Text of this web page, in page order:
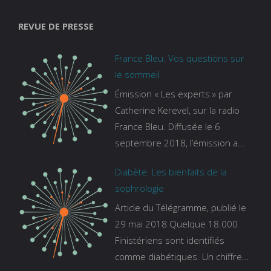
REVUE DE PRESSE
France Bleu. Vos questions sur
le sommeil
Émission « Les experts » par
Catherine Kerevel, sur la radio
France Bleu. Diffusée le 6
septembre 2018, l’émission a
le site de france bleu :
https://www.francebleu.fr/emissi
ons/les-experts/breizh-izel/vos-
questions-sur-le-sommeil
Diabète. Les bienfaits de la
sophrologie
Article du Télégramme, publié le
29 mai 2018 Quelque 18.000
Finistériens sont identifiés
comme diabétiques. Un chiffre